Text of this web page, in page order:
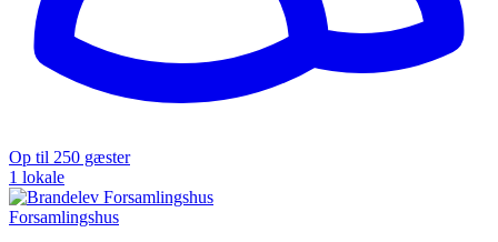
Op til 250 gæster
1 lokale
Forsamlingshus